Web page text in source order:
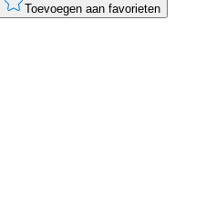
Toevoegen aan favorieten